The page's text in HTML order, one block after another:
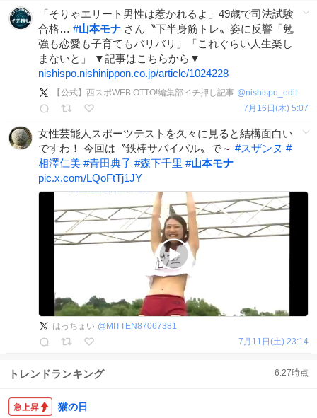
「そりゃエリート男性は惹かれるよ」49歳で司法試験
合格… #山本モナ さん〝下半身筋トレ〟姿に反響「勉
強も恋愛も子育てもバリバリ」「これぐらい人生楽し
まないと」 ▼記事はこちらから▼
nishispo.nishinippon.co.jp/article/1024228
【公式】西スポWEB OTTO!編集部イチ押し記事 @nishispo_edit
7月16日(木) 5:07
女性芸能人スポーツテストを久々に見ると結構面白い
ですわ！ 今回は〝鉄棒サバイバル〟で～ #スザンヌ #
相澤仁美 #青田典子 #森下千里 #山本モナ
pic.x.com/LQoFtTj1JY
はっちょい @ MITTEN87067381
7月11日(土) 23:14
トレンドランキング 6:27時点
猫の日